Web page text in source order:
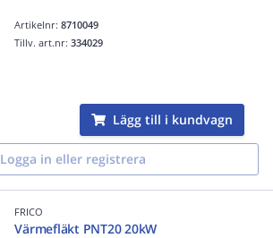
Artikelnr:8710049
Tillv. art.nr:334029
Lägg till i kundvagn
Logga in eller registrera
FRICO
Värmefläkt PNT20 20kW